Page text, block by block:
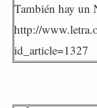
También hay
http://
id_article=1327